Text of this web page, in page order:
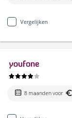
Vergelijken
8 maanden voor